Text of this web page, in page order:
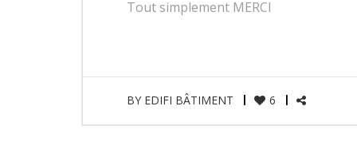
Tout simplement MERCI
BY EDIFI BÂTIMENT 6